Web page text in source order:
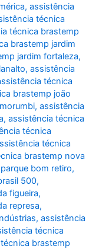
,assistência
técnica
técnica brastemp
brastemp jardim
jardim fortaleza,
,assistência
técnica
brastemp joão
,assistência
,assistência técnica
técnica
técnica
brastemp nova
bom retiro,
500,
figueira,
represa,
,assistência
técnica
brastemp